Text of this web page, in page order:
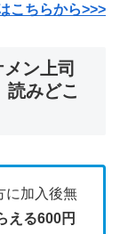
こちらから>>>
ン上司
読みどこ
に加入後無
える600円